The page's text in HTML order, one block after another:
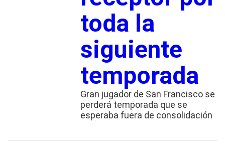
toda la
siguiente
temporada
Gran jugador de San Francisco se
perderá temporada que se
esperaba fuera de consolidación